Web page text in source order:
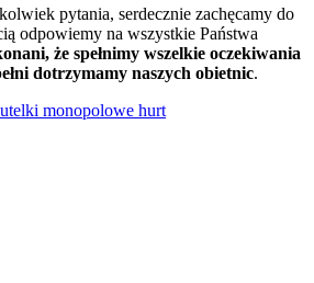
pytania, serdecznie zachęcamy do
odpowiemy na wszystkie Państwa
że spełnimy wszelkie oczekiwania
dotrzymamy naszych obietnic.
monopolowe hurt